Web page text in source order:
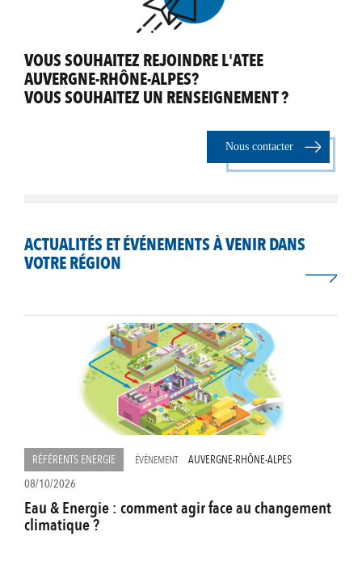
VOUS SOUHAITEZ REJOINDRE L'ATEE
AUVERGNE-RHÔNE-ALPES?
VOUS SOUHAITEZ UN RENSEIGNEMENT ?
Nous contacter
ACTUALITÉS ET ÉVÉNEMENTS À VENIR DANS
VOTRE RÉGION
RÉFÉRENTS ENERGIE ÉVÉNEMENT
AUVERGNE-RHÔNE-ALPES
08/10/2026
Eau & Energie : comment agir face au changement
climatique ?